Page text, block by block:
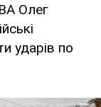
Олег
ударів по